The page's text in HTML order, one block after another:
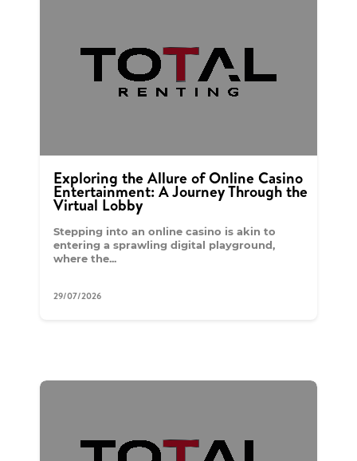
Exploring the Allure of Online Casino
Entertainment: A Journey Through the
Virtual Lobby
Stepping into an online casino is akin to
entering a sprawling digital playground,
where the...
29/07/2026